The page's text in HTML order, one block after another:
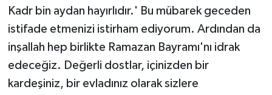
Kadr bin aydan hayırlıdır.' Bu mübarek geceden
istifade etmenizi istirham ediyorum. Ardından da
inşallah hep birlikte Ramazan Bayramı'nı idrak
edeceğiz. Değerli dostlar, içinizden bir
kardeşiniz, bir evladınız olarak sizlere